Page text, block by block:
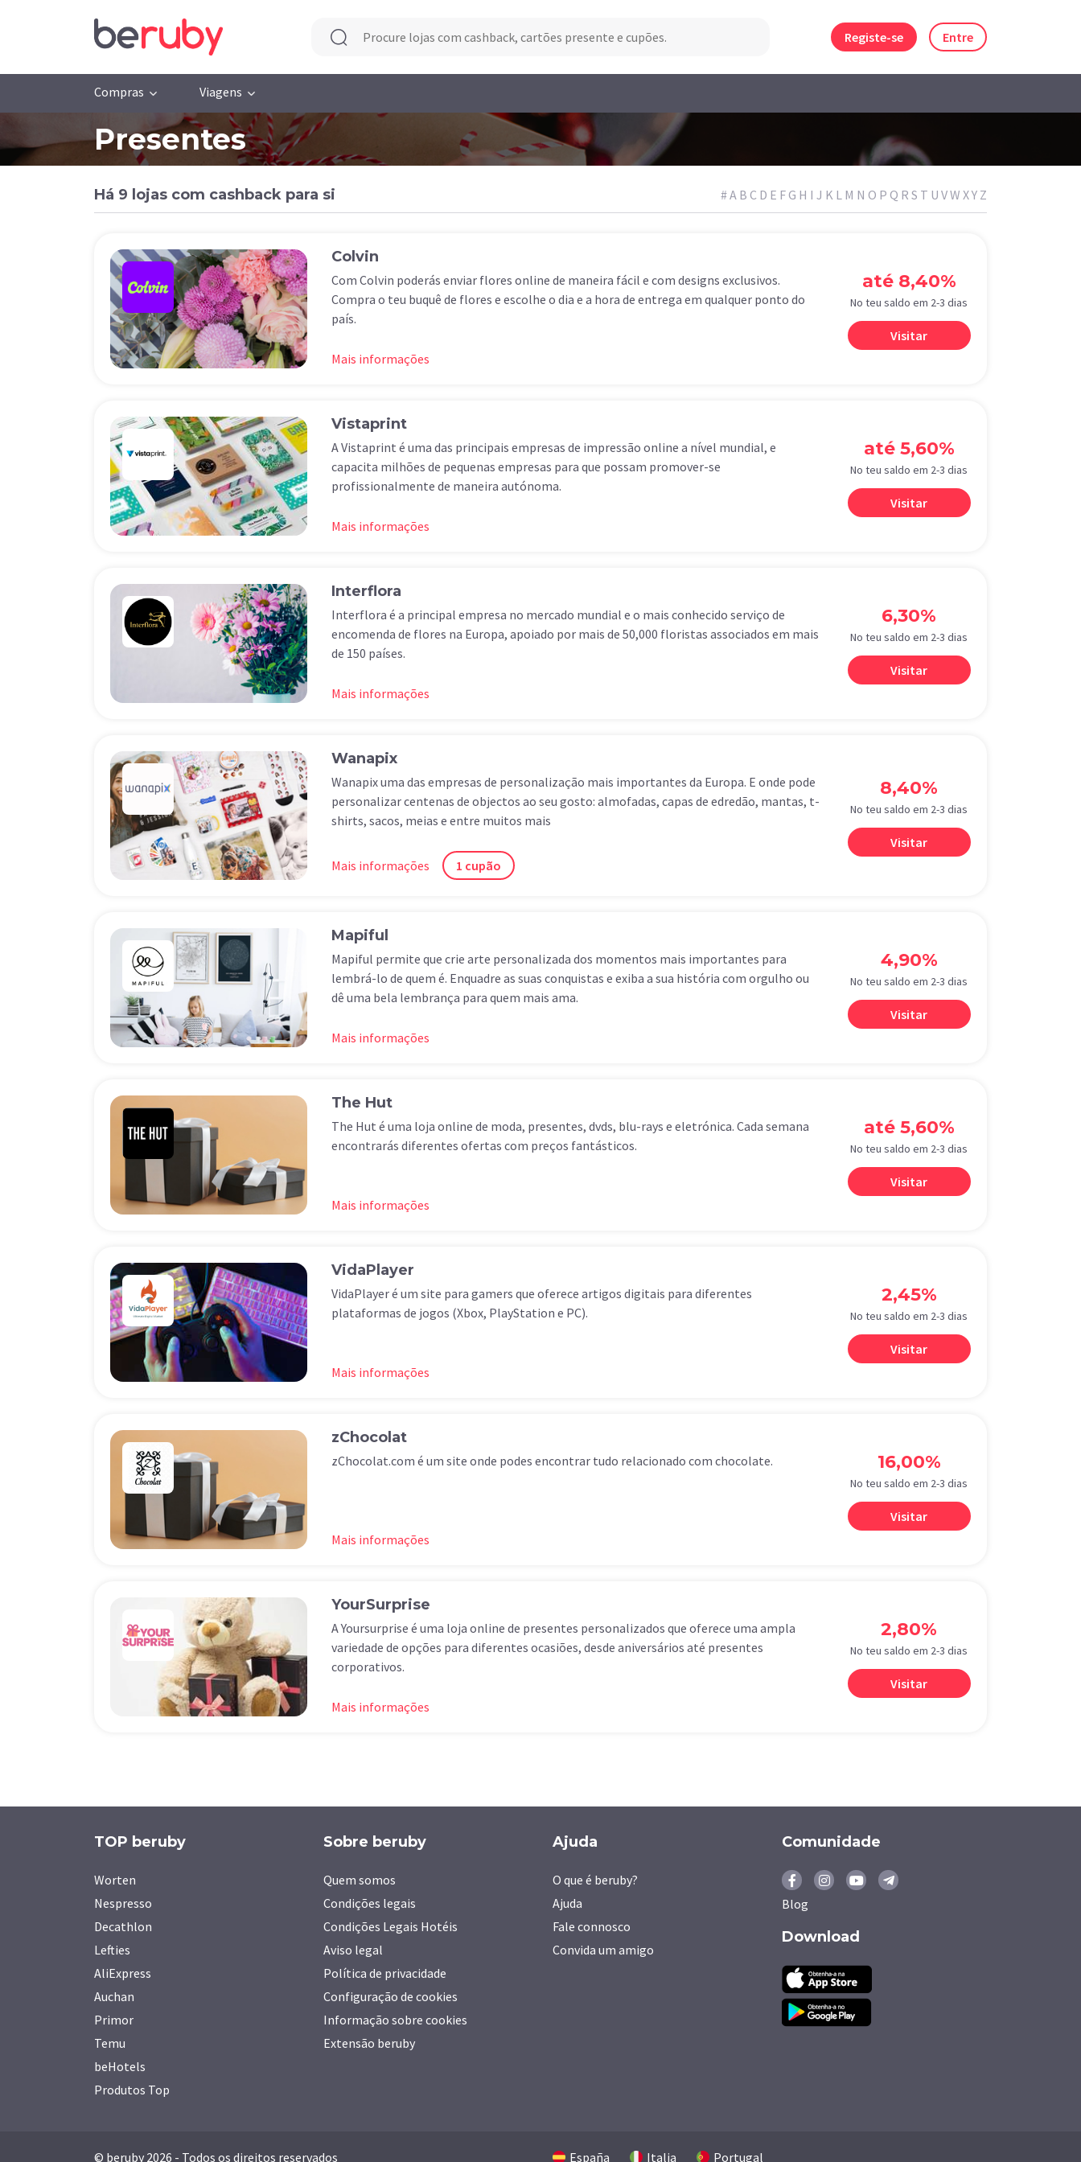
Registe-se Entre
Compras Viagens
Presentes
Há 9 lojas com cashback para si #A B C D E F G H I J K L M N O P Q R S T U VW XY Z
Colvin
Com Colvin poderás enviar flores online de maneira fácil e com designs exclusivos.
Compra o teu buquê de flores e escolhe o dia e a hora de entrega em qualquer ponto do
país.
Mais informações
até 8,40%
No teu saldo em 2-3 dias
Visitar
Vistaprint
A Vistaprint é uma das principais empresas de impressão online a nível mundial, e
capacita milhões de pequenas empresas para que possam promover-se
profissionalmente de maneira autónoma.
Mais informações
até 5,60%
No teu saldo em 2-3 dias
Visitar
Interflora
Interflora é a principal empresa no mercado mundial e o mais conhecido serviço de
encomenda de flores na Europa, apoiado por mais de 50,000 floristas associados em mais
de 150 países.
Mais informações
6,30%
No teu saldo em 2-3 dias
Visitar
Wanapix
Wanapix uma das empresas de personalização mais importantes da Europa. E onde pode
personalizar centenas de objectos ao seu gosto: almofadas, capas de edredão, mantas, t-
shirts, sacos, meias e entre muitos mais
Mais informações 1 cupão
8,40%
No teu saldo em 2-3 dias
Visitar
Mapiful
Mapiful permite que crie arte personalizada dos momentos mais importantes para
lembrá-lo de quem é. Enquadre as suas conquistas e exiba a sua história com orgulho ou
dê uma bela lembrança para quem mais ama.
Mais informações
4,90%
No teu saldo em 2-3 dias
Visitar
The Hut
The Hut é uma loja online de moda, presentes, dvds, blu-rays e eletrónica. Cada semana
encontrarás diferentes ofertas com preços fantásticos.
Mais informações
até 5,60%
No teu saldo em 2-3 dias
Visitar
VidaPlayer
VidaPlayer é um site para gamers que oferece artigos digitais para diferentes
plataformas de jogos (Xbox, PlayStation e PC).
Mais informações
2,45%
No teu saldo em 2-3 dias
Visitar
zChocolat
zChocolat.com é um site onde podes encontrar tudo relacionado com chocolate.
Mais informações
16,00%
No teu saldo em 2-3 dias
Visitar
YourSurprise
A Yoursurprise é uma loja online de presentes personalizados que oferece uma ampla
variedade de opções para diferentes ocasiões, desde aniversários até presentes
corporativos.
Mais informações
2,80%
No teu saldo em 2-3 dias
Visitar
TOP beruby
Worten
Nespresso
Decathlon
Lefties
AliExpress
Auchan
Primor
Temu
beHotels
Produtos Top
Sobre beruby
Quem somos
Condições legais
Condições Legais Hotéis
Aviso legal
Política de privacidade
Configuração de cookies
Informação sobre cookies
Extensão beruby
Ajuda
O que é beruby?
Ajuda
Fale connosco
Convida um amigo
Comunidade
Blog
Download
© beruby 2026 - Todos os direitos reservados España Italia Portugal